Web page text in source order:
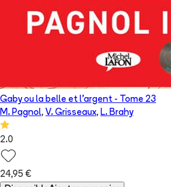
Gaby ou la belle et l'argent - Tome 23
M. Pagnol, V. Grisseaux, L. Brahy
2.0
24,95 €